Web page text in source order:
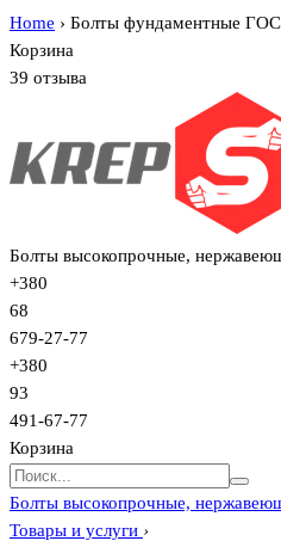
Home › Болты фундаментные
Корзина
39 отзыва
Болты высокопрочные,
+380
68
679-27-77
+380
93
491-67-77
Корзина
Болты высокопрочные,
Товары и услуги ›